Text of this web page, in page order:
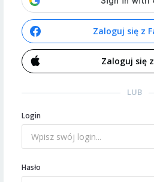
Zaloguj się z
Zaloguj się
LUB
Login
Hasło